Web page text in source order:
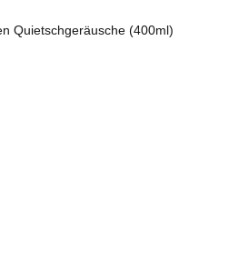
Quietschgeräusche (400ml)